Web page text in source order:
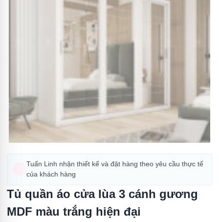
Tuấn Linh nhận thiết kế và đặt hàng theo yêu cầu thực tế
của khách hàng
Tủ quần áo cửa lùa 3 cánh gương
MDF màu trắng hiện đại